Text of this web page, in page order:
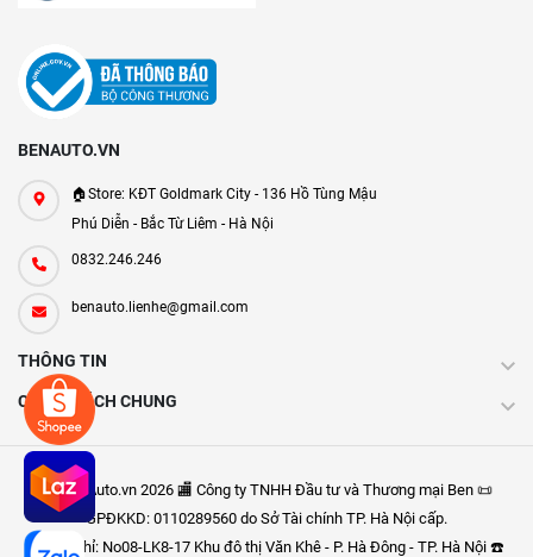
BENAUTO.VN
🏠Store: KĐT Goldmark City - 136 Hồ Tùng Mậu
Phú Diễn - Bắc Từ Liêm - Hà Nội
0832.246.246
benauto.lienhe@gmail.com
THÔNG TIN
CHÍNH SÁCH CHUNG
Ⓒ BenAuto.vn 2026 🏬 Công ty TNHH Đầu tư và Thương mại Ben 📜
GPĐKKD: 0110289560 do Sở Tài chính TP. Hà Nội cấp.
🩸 Địa chỉ: No08-LK8-17 Khu đô thị Văn Khê - P. Hà Đông - TP. Hà Nội ☎️